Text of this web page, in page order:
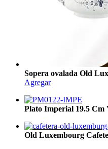
Sopera ovalada Old
Agregar
Plato Imperial 19.5 Cm
Old Luxembourg